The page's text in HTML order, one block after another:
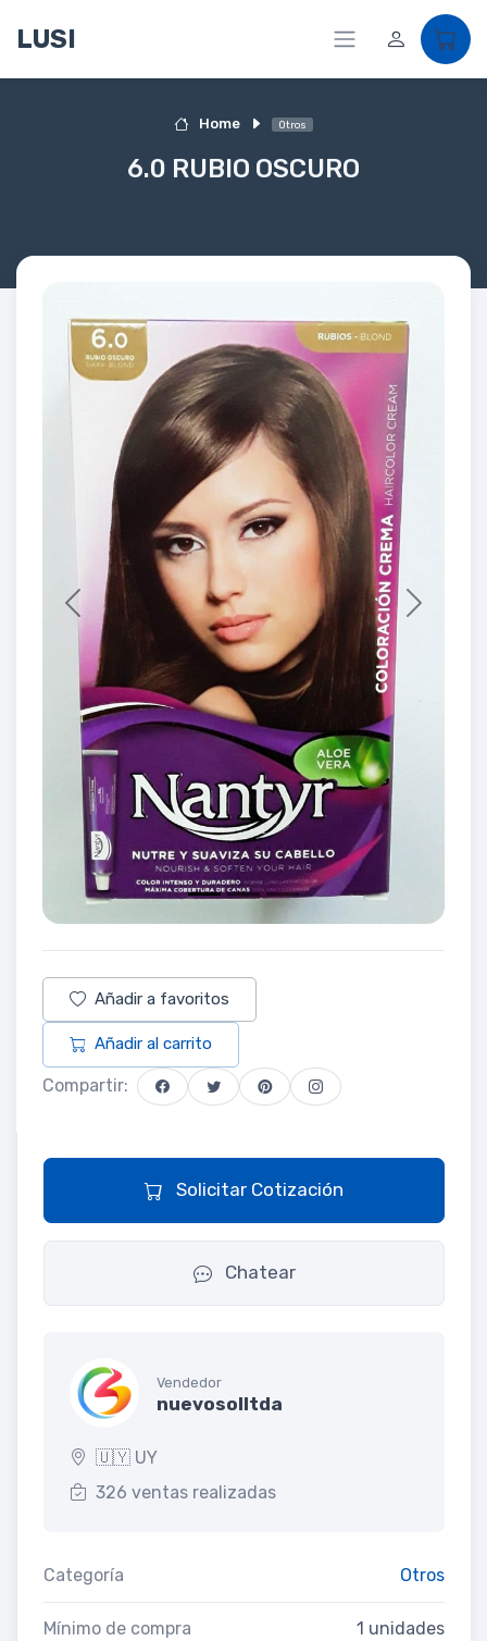
LUSI
Home Otros
6.0 RUBIO OSCURO
Previous Next
Añadir a favoritos
Añadir al carrito
Compartir:
Solicitar Cotización
Chatear
Vendedor
nuevosolltda
🇺🇾 UY
326 ventas realizadas
Categoría Otros
Mínimo de compra 1 unidades